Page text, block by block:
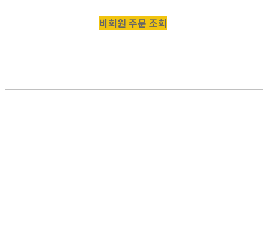
비회원 주문 조회